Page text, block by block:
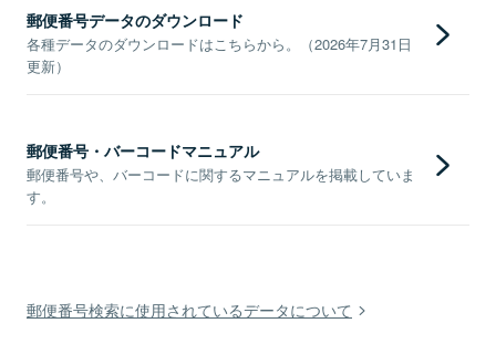
郵便番号データのダウンロード
各種データのダウンロードはこちらから。（2026年7月31日
更新）
郵便番号・バーコードマニュアル
郵便番号や、バーコードに関するマニュアルを掲載していま
す。
郵便番号検索に使用されているデータについて